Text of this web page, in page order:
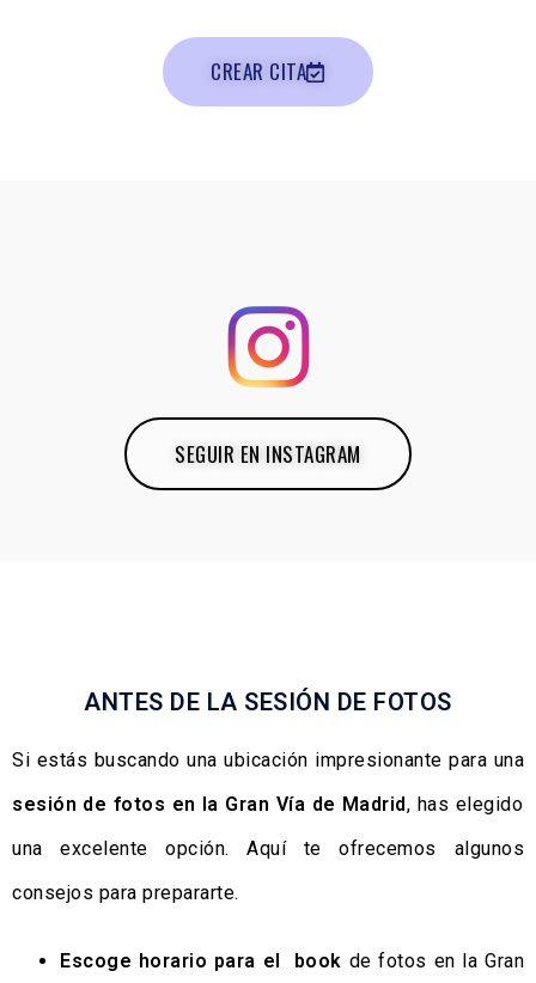
CREAR CITA
SEGUIR EN INSTAGRAM
ANTES DE LA SESIÓN DE FOTOS
Si estás buscando una ubicación impresionante para una
sesión de fotos en la Gran Vía de Madrid, has elegido
una excelente opción. Aquí te ofrecemos algunos
consejos para prepararte.
Escoge horario para el book de fotos en la Gran